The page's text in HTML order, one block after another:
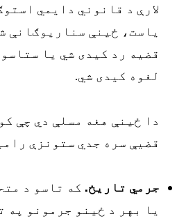
لارې د قانوني دایمي
یاست، ځینې سناریوګانې
قضیه رد کیدی شي یا ستاسو د
لغوه کیدی شي.
دا ځینې هغه مسلې دي چې
قضیې سره جدي ستونزې
جرمي تاریخ. که تاسو د
یا بهر د ځینو جرمونو په